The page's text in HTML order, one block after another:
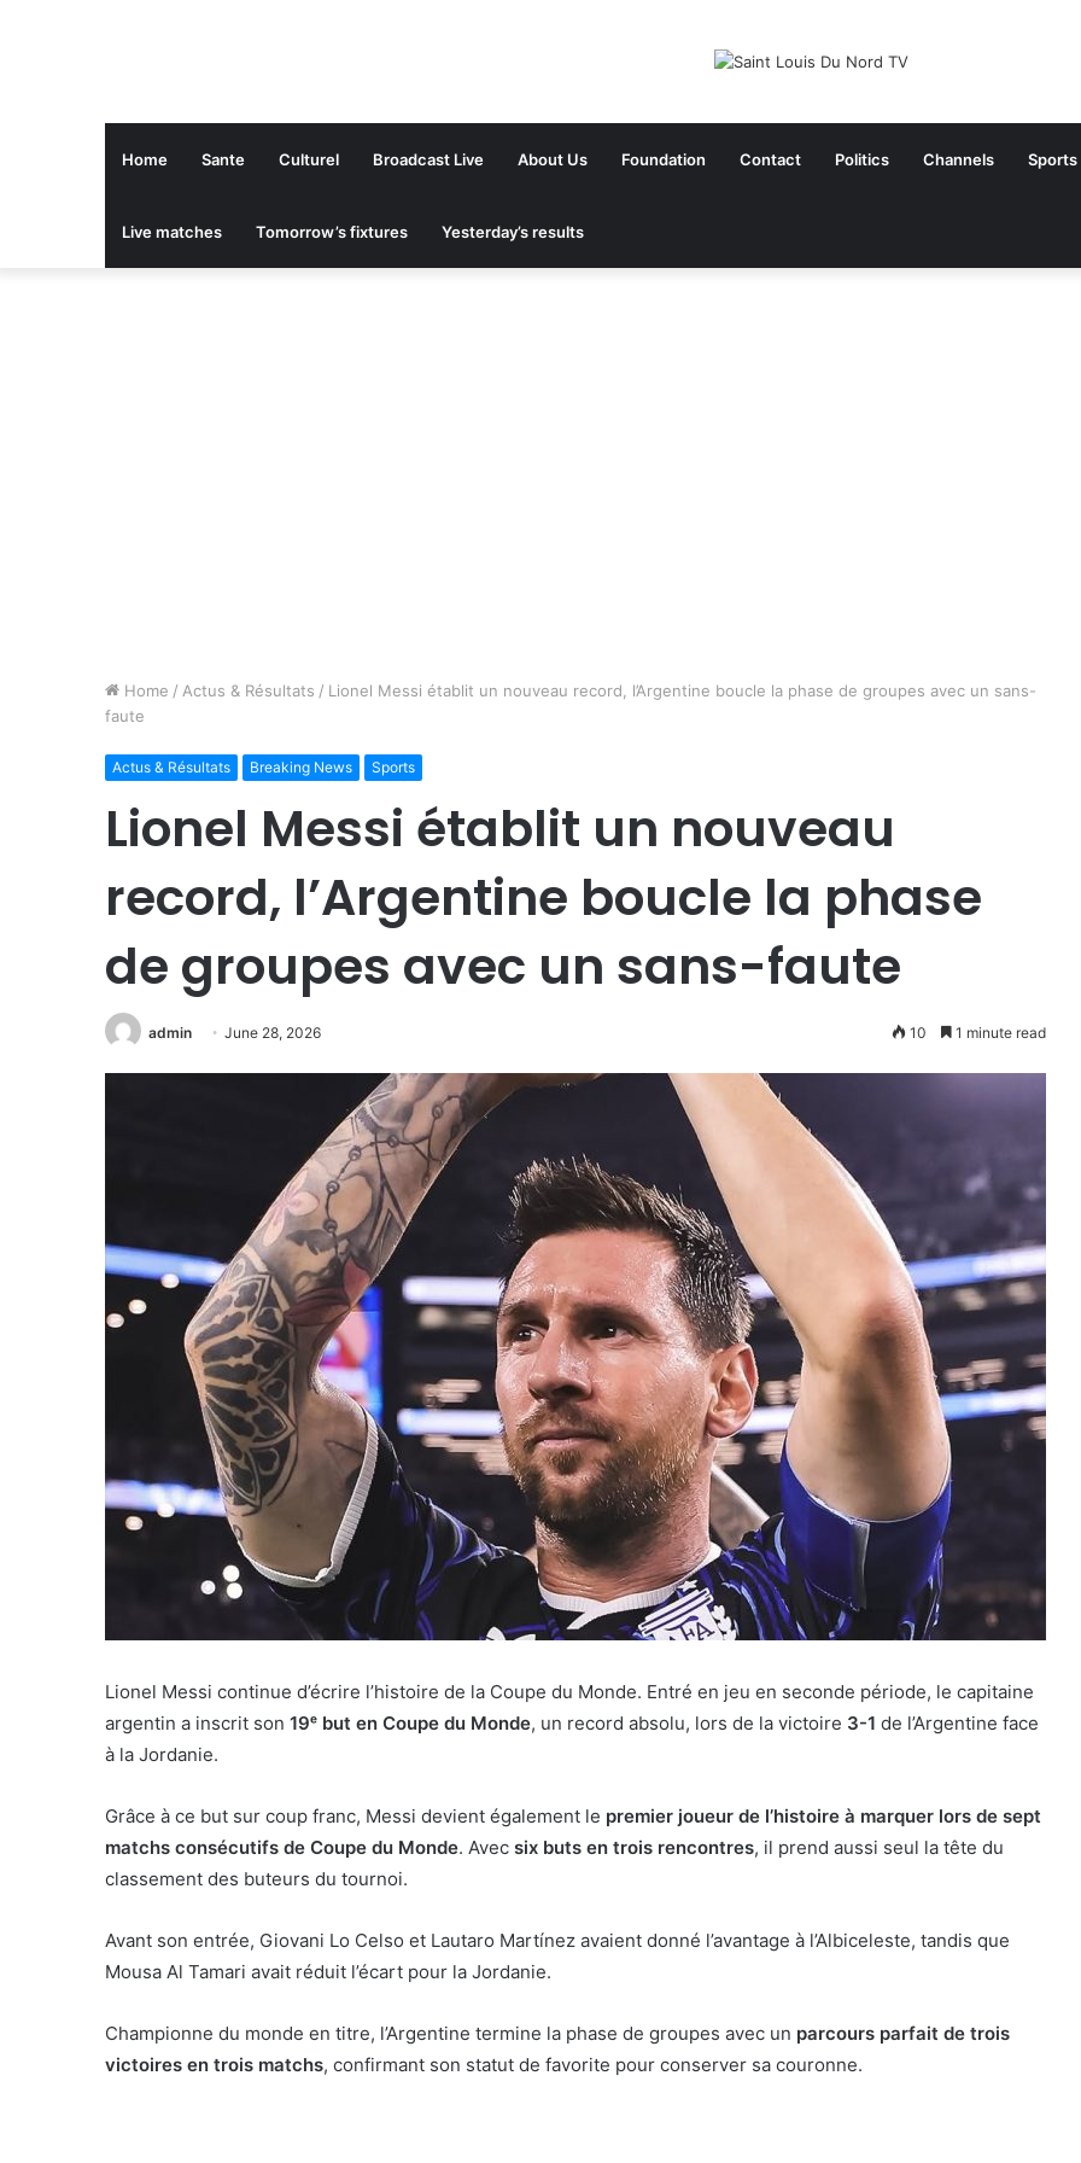
Home Sante Culturel Broadcast Live About Us Foundation Contact Politics Channels Sports
Live matches Tomorrow’s fixtures Yesterday’s results
Home / Actus & Résultats / Lionel Messi établit un nouveau record, l’Argentine boucle la phase de groupes avec un sans-
faute
Actus & Résultats Breaking News Sports
Lionel Messi établit un nouveau
record, l’Argentine boucle la phase
de groupes avec un sans-faute
admin June 28, 2026 10 1 minute read
Lionel Messi continue d’écrire l’histoire de la Coupe du Monde. Entré en jeu en seconde période, le capitaine
argentin a inscrit son 19ᵉ but en Coupe du Monde, un record absolu, lors de la victoire 3-1 de l’Argentine face
à la Jordanie.
Grâce à ce but sur coup franc, Messi devient également le premier joueur de l’histoire à marquer lors de sept
matchs consécutifs de Coupe du Monde. Avec six buts en trois rencontres, il prend aussi seul la tête du
classement des buteurs du tournoi.
Avant son entrée, Giovani Lo Celso et Lautaro Martínez avaient donné l’avantage à l’Albiceleste, tandis que
Mousa Al Tamari avait réduit l’écart pour la Jordanie.
Championne du monde en titre, l’Argentine termine la phase de groupes avec un parcours parfait de trois
victoires en trois matchs, confirmant son statut de favorite pour conserver sa couronne.